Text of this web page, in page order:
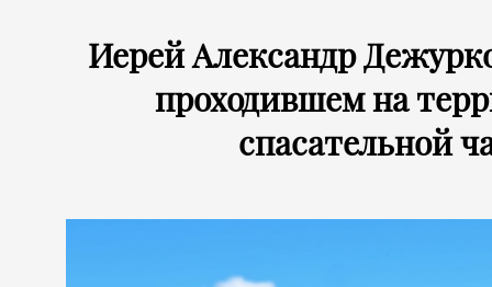
Иерей Александр
проходившем на
спасательной